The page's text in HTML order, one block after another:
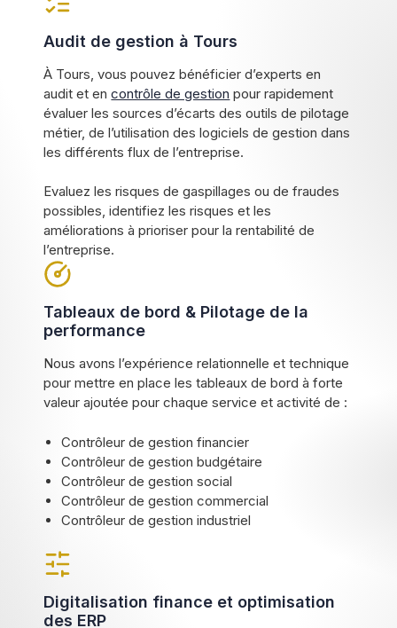
Audit de gestion à Tours
À Tours, vous pouvez bénéficier d’experts en
audit et encontrôle de gestion pour rapidement
évaluer les sources d’écarts des outils de pilotage
métier, de l’utilisation des logiciels de gestion dans
les différents flux de l’entreprise.
Evaluez les risques de gaspillages ou de fraudes
possibles, identifiez les risques et les
améliorations à prioriser pour la rentabilité de
l’entreprise.
Tableaux de bord & Pilotage de la
performance
Nous avons l’expérience relationnelle et technique
pour mettre en place les tableaux de bord à forte
valeur ajoutée pour chaque service et activité de :
Contrôleur de gestion financier
Contrôleur de gestion budgétaire
Contrôleur de gestion social
Contrôleur de gestion commercial
Contrôleur de gestion industriel
Digitalisation finance et optimisation
des ERP